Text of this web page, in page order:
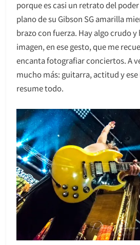
porque es casi un retrato del
plano de su Gibson SG amarilla
brazo con fuerza. Hay algo crudo y
imagen, en ese gesto, que me
encanta fotografiar conciertos. A
mucho más: guitarra, actitud y
resume todo.